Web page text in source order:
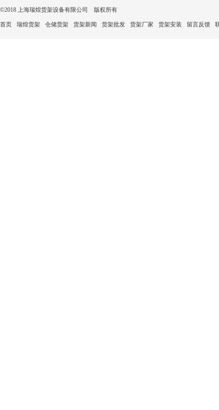
©2018 上海瑞煌货架设备有限公司 版权所有
首页 瑞煌货架 仓储货架 货架新闻 货架批发 货架厂家 货架安装 留言反馈